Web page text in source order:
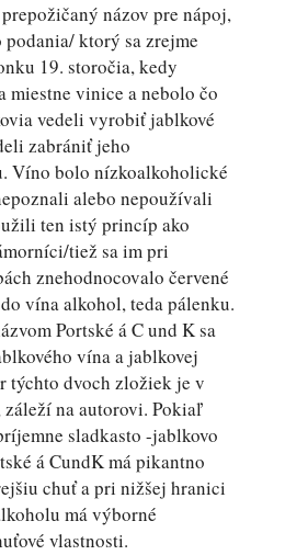
názov pre nápoj,
ktorý sa zrejme
19. storočia, kedy
miestne vinice a nebolo čo
vedeli vyrobiť jablkové
zabrániť jeho
Víno bolo nízkoalkoholické
alebo nepoužívali
ten istý princíp ako
tiež sa im pri
znehodnocovalo červené
vína alkohol, teda pálenku.
Portské á C und K sa
vína a jablkovej
týchto dvoch zložiek je v
na autorovi. Pokiaľ
sladkasto -jablkovo
á CundK má pikantno
chuť a pri nižšej hranici
má výborné
vlastnosti.